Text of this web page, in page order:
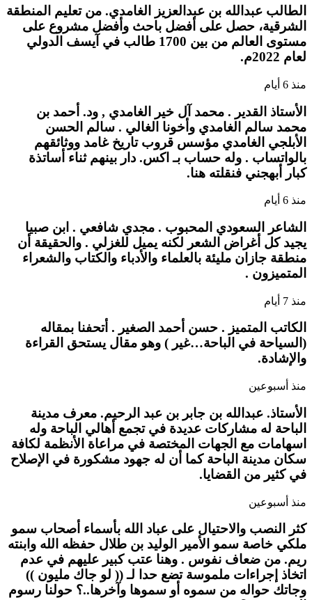
الطالب عبدالله بن عبدالعزيز الغامدي. من تعليم المنطقة
الشرقية، حصل على أفضل باحث وأفضل مشروع على
مستوى العالم من بين 1700 طالب في آيسف الدولي
لعام 2022م.
منذ 6 أيام
الأستاذ القدير . محمد آل خير الغامدي , ود. أحمد بن
محمد سالم الغامدي وأخونا الغالي . سالم الحسن
الأبلجي الغامدي مؤسس قروب تاريخ غامد ووثائقهم
بالواتساب . وله حساب بـ اكس. دار بينهم ثناء أساتذة
كبار أبهجني فنقلته هنا.
منذ 6 أيام
الشاعر السعودي المحبوب . مجدي شافعي . ابن صبيا
يجيد كل أغراض الشعر لكنه يميل للغزلي . والحقيقة أن
منطقة جازان مليئة بالعلماء والأدباء والكتاب والشعراء
المتميزون .
منذ 7 أيام
الكاتب المتميز . حسن أحمد الصغير . أتحفنا بمقاله
(السياحة في الباحة…غير ) وهو مقال يستحق القراءة
والإشادة.
منذ أسبوعين
الأستاذ. عبدالله بن جابر بن عبد الرحيم. معرف مدينة
الباحة له مشاركات عديدة في تجمع أهالي الباحة وله
اسهامات مع الجهات المختصة في مراعاة الأنظمة لكافة
سكان مدينة الباحة كما أن له جهود مشكورة في الإصلاح
في كثير من القضايا.
منذ أسبوعين
كثر النصب والاحتيال على عباد الله بأسماء أصحاب سمو
ملكي خاصة سمو الأمير الوليد بن طلال حفظه الله وابنته
ريم. من ضعاف نفوس . وهنا عتب كبير عليهم في عدم
اتخاذ إجراءات ملموسة تضع حدا لـ (( لو جاك مليون ))
وجاتك حواله من سموه أو سموها وآخرها..؟ حولنا رسوم